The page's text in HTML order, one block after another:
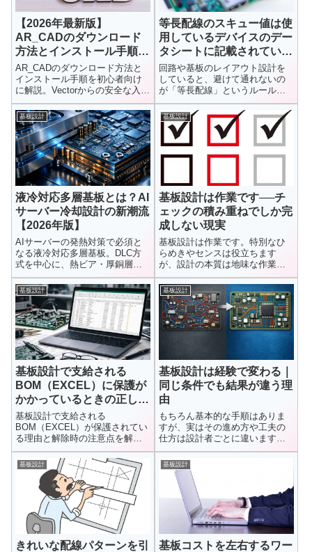
【2026年最新版】
AR_CADのダウンロード
方法とインストール手順｜
無料2D CADを安全に始め
る
AR_CADのダウンロード方法と
インストール手順を初心者向け
に解説。Vectorからの安全な入手
方法や失敗しない導入手順、よ
くあるトラブル対処まで分かり
やすく紹介します。
等長配線のスキュー値は使
用しているデバイスのデー
タシートに記載されている
事が多い
回路や基板のレイアウト設計を
していると、避けて通れないの
が「等長配線」というルールで
す。複数の信号が同じタイミン
グで届く...
基板設計
液冷対応多層基板とは？AI
サーバー冷却設計の新潮流
【2026年版】
AIサーバーの発熱対策で必須と
なる液冷対応多層基板。DLC方
式を中心に、熱ビア・厚銅層・
冷却プレート構造など最新の液
冷技術と採用動向をわかりやす
く解説します。
基板設計
基板設計は作業です──チ
ェックの積み重ねでしか完
成しない現実
基板設計は作業です。特別なひ
らめきやセンスは役立ちます
が、設計の本質は地味な作業と
チェックの積み重ねにありま
す。設計者目線で、現場の現実
をそのまま伝えます。
基板設計
基板設計で支給される
BOM（EXCEL）に保護が
かかっているときの正しい
向き合い方
基板設計で支給される
BOM（EXCEL）が保護されてい
る理由と解除時の注意点を解
説。ネットリストや仕様書との
整合確認、実務での安全な対応
フローまで整理します。
基板設計
基板設計は経験で変わる｜
同じ条件でも結果が違う理
由
もちろん基本的な手順はありま
すが、実はその進め方や工夫の
仕方は設計者ごとに違います。
同じ回路を作る場合でも、部品
の配置や...
基板設計
きれいな配線パターンを引
基板設計
基板コストを左右するワー